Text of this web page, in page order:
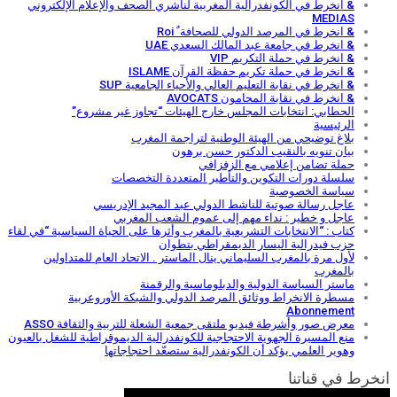
& انخرط في الكونفدرالية المغربية لناشري الصحف والإعلام الإلكتروني
MEDIAS
& انخرط في المرصد الدولي للصحافة ٌ Roi
& انخرط في جامعة عبد المالك السعدي UAE
& انخرط في حملة التكريم VIP
& انخرط في حملة تكريم حفظة القرآن ISLAME
& انخرط في نقابة التعليم العالي والأحياء الجامعية SUP
& انخرط في نقابة المحامون AVOCATS
الحطابي: انتخابات المجلس خارج الهيئات “تجاوز غير مشروع”
الرئيسية
بلاغ توضيحي من الهيئة الوطنية لتراجمة المغرب
بيان تنويه بالنقيب الدكتور حسن برهون
حملة تضامن إعلامي مع الزفزافي
سلسلة دورات التكوين والتأطير المتعددة التخصصات
سياسة الخصوصية
عاجل رسالة صوتية للناشط الدولي عبد المجيد الإدريسي
عاجل و خطير : نداء مهم إلى عموم الشعب المغربي
كتاب : “الانتخابات التشريعية بالمغرب وأثرها على الحياة السياسية “في لقاء
حزب فيدرالية اليسار الديمقراطي بتطوان
لأول مرة بالمغرب السليماني ينال الماستر . الاتحاد العام للمتداولين
بالمغرب
ماستر السياسة الدولية والدبلوماسية والرقمنة
مسطرة الانخراط ووثائق المرصد الدولي والشبكة الأوروعربية
Abonnement
معرض صور وأشرطة فيديو ملتقى جمعية الشعلة للتربية والثقافة ASSO
منع المسيرة الجهوية الاحتجاجية للكونفدرالية الديموقراطية للشغل بالعيون
وهوير العلمي يؤكد أن الكونفدرالية ستصعّد احتجاجاتها
انخرط في قناتنا